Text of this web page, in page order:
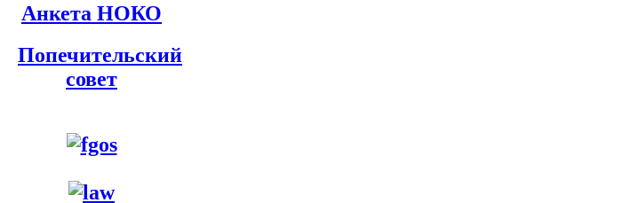
Анкета НОКО
Попечительский
совет